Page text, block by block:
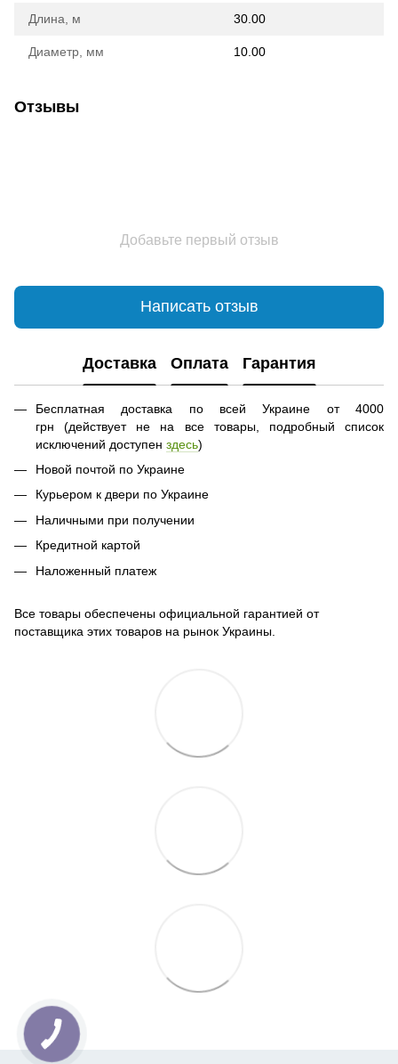
Длина, м 30.00
Диаметр, мм 10.00
Отзывы
Добавьте первый отзыв
Написать отзыв
Доставка Оплата Гарантия
Бесплатная доставка по всей Украине от 4000
грн (действует не на все товары, подробный список
исключений доступен здесь)
Новой почтой по Украине
Курьером к двери по Украине
Наличными при получении
Кредитной картой
Наложенный платеж
Все товары обеспечены официальной гарантией от
поставщика этих товаров на рынок Украины.